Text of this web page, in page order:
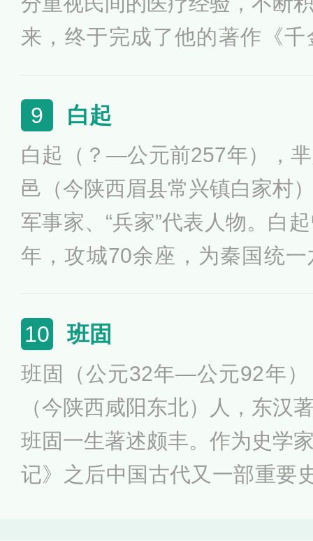
论。
来，终于完成了他的著作《
动。唐高宗显庆四年（659年
部国家药典《唐新本草》。
9 白起
白起（？—公元前257年），
邑（今陕西眉县常兴镇白家村
军事家、“兵家”代表人物。白
年，攻城70余座，为秦国统
军事家、统帅，白起与廉颇、
四大名将，名列武庙十哲。
10 班固
班固（公元32年—公元92年）
（今陕西咸阳东北）人，东汉
班固一生著述颇丰。作为史学
记》之后中国古代又一部重要